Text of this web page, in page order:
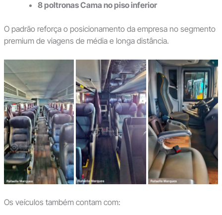
8 poltronas Cama no piso inferior
O padrão reforça o posicionamento da empresa no segmento
premium de viagens de média e longa distância.
Os veículos também contam com: